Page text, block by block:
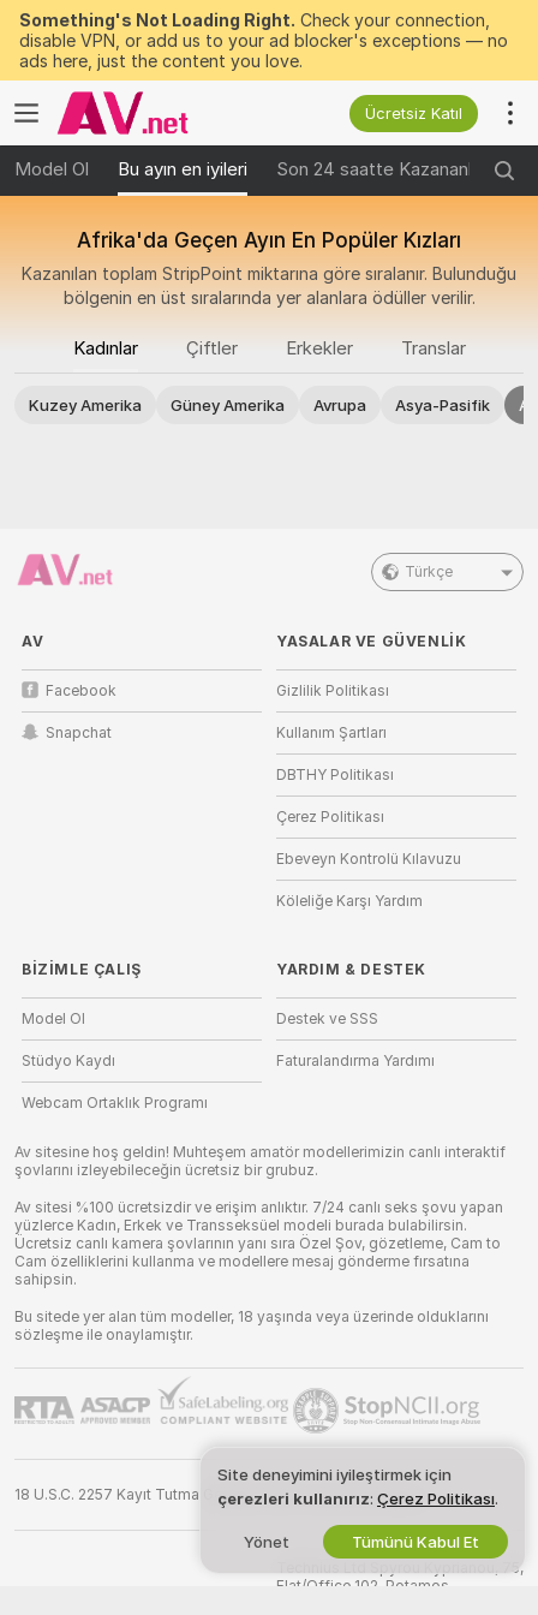
Something's Not Loading Right. Check your connection,
disable VPN, or add us to your ad blocker's exceptions — no
ads here, just the content you love.
Ücretsiz Katıl
Model Ol Bu ayın en iyileri Son 24 saatte Kazananlar
Afrika'da Geçen Ayın En Popüler Kızları
Kazanılan toplam StripPoint miktarına göre sıralanır. Bulunduğu
bölgenin en üst sıralarında yer alanlara ödüller verilir.
Kadınlar Çiftler Erkekler Translar
Kuzey Amerika Güney Amerika Avrupa Asya-Pasifik
Türkçe
AV
Facebook
Snapchat
YASALAR VE GÜVENLIK
Gizlilik Politikası
Kullanım Şartları
DBTHY Politikası
Çerez Politikası
Ebeveyn Kontrolü Kılavuzu
Köleliğe Karşı Yardım
BIZIMLE ÇALIŞ
Model Ol
Stüdyo Kaydı
Webcam Ortaklık Programı
YARDIM & DESTEK
Destek ve SSS
Faturalandırma Yardımı
Av sitesine hoş geldin! Muhteşem amatör modellerimizin canlı interaktif
şovlarını izleyebileceğin ücretsiz bir grubuz.
Av sitesi %100 ücretsizdir ve erişim anlıktır. 7/24 canlı seks şovu yapan
yüzlerce Kadın, Erkek ve Transseksüel modeli burada bulabilirsin.
Ücretsiz canlı kamera şovlarının yanı sıra Özel Şov, gözetleme, Cam to
Cam özelliklerini kullanma ve modellere mesaj gönderme fırsatına
sahipsin.
Bu sitede yer alan tüm modeller, 18 yaşında veya üzerinde olduklarını
sözleşme ile onaylamıştır.
18 U.S.C. 2257 Kayıt Tutma Gereksinimleri Uyumluluk Beyanı
Site deneyimini iyileştirmek için
çerezleri kullanırız: Çerez Politikası.
Yönet Tümünü Kabul Et